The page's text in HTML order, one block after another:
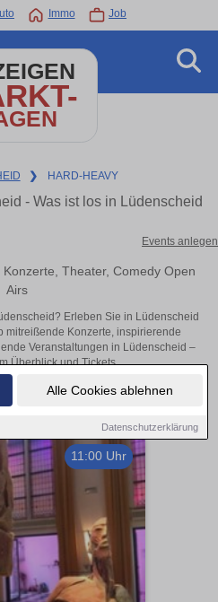
Alle Cookies ablehnen
Datenschutzerklärung
Immo Job
❯ HARD-HEAVY
- Was ist los in Lüdenscheid
Events anlegen
Theater, Comedy Open
Airs
Erleben Sie in Lüdenscheid
mitreißende Konzerte, inspirierende
Veranstaltungen in Lüdenscheid –
Überblick und Tickets.
11:00 Uhr